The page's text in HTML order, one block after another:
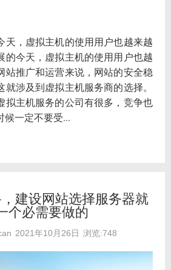
天，虚拟主机的使用用户也越来越
的今天，虚拟主机的使用用户也越
站推广和运营来说，网站的安全稳
涉及到虚拟主机服务商的选择。
拟主机服务的公司有很多，竞争也
候一定不要受...
建设网站选择服务器就
个必需要做的
2021年10月26日 浏览:748